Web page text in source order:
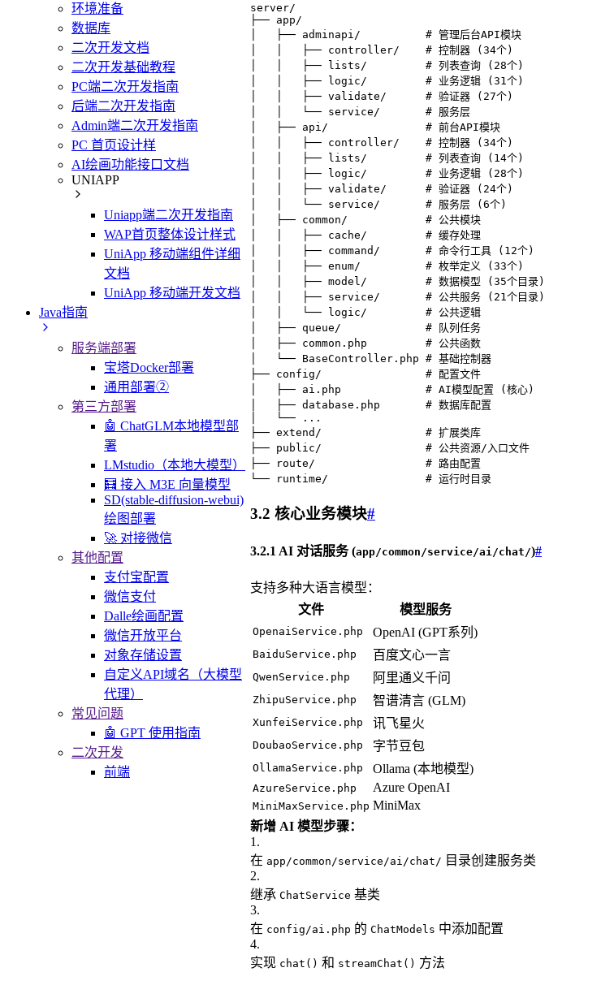
环境准备
数据库
二次开发文档
二次开发基础教程
PC端二次开发指南
后端二次开发指南
Admin端二次开发指南
PC 首页设计样
AI绘画功能接口文档
UNIAPP
Uniapp端二次开发指南
WAP首页整体设计样式
UniApp 移动端组件详细
文档
UniApp 移动端开发文档
Java指南
服务端部署
宝塔Docker部署
通用部署②
第三方部署
🤖 ChatGLM本地模型部
署
LMstudio（本地大模型）
🧮 接入 M3E 向量模型
SD(stable-diffusion-webui)
绘图部署
🚀 对接微信
其他配置
支付宝配置
微信支付
Dalle绘画配置
微信开放平台
对象存储设置
自定义API域名（大模型
代理）
常见问题
🤖 GPT 使用指南
二次开发
前端
server/
├── app/
│   ├── adminapi/          # 管理后台API模块
│   │   ├── controller/    # 控制器 (34个)
│   │   ├── lists/         # 列表查询 (28个)
│   │   ├── logic/         # 业务逻辑 (31个)
│   │   ├── validate/      # 验证器 (27个)
│   │   └── service/       # 服务层
│   ├── api/               # 前台API模块
│   │   ├── controller/    # 控制器 (34个)
│   │   ├── lists/         # 列表查询 (14个)
│   │   ├── logic/         # 业务逻辑 (28个)
│   │   ├── validate/      # 验证器 (24个)
│   │   └── service/       # 服务层 (6个)
│   ├── common/            # 公共模块
│   │   ├── cache/         # 缓存处理
│   │   ├── command/       # 命令行工具 (12个)
│   │   ├── enum/          # 枚举定义 (33个)
│   │   ├── model/         # 数据模型 (35个目录)
│   │   ├── service/       # 公共服务 (21个目录)
│   │   └── logic/         # 公共逻辑
│   ├── queue/             # 队列任务
│   ├── common.php         # 公共函数
│   └── BaseController.php # 基础控制器
├── config/                # 配置文件
│   ├── ai.php             # AI模型配置 (核心)
│   ├── database.php       # 数据库配置
│   └── ...
├── extend/                # 扩展类库
├── public/                # 公共资源/入口文件
├── route/                 # 路由配置
└── runtime/               # 运行时目录
3.2 核心业务模块#
3.2.1 AI 对话服务 (app/common/service/ai/chat/)#
支持多种大语言模型：
文件
模型服务
OpenaiService.php OpenAI (GPT系列)
BaiduService.php 百度文心一言
QwenService.php 阿里通义千问
ZhipuService.php 智谱清言 (GLM)
XunfeiService.php 讯飞星火
DoubaoService.php 字节豆包
OllamaService.php Ollama (本地模型)
AzureService.php Azure OpenAI
MiniMaxService.php MiniMax
新增 AI 模型步骤：
1.
在 app/common/service/ai/chat/ 目录创建服务类
2.
继承 ChatService 基类
3.
在 config/ai.php 的 ChatModels 中添加配置
4.
实现 chat() 和 streamChat() 方法